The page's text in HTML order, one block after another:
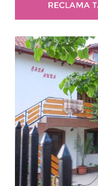
1 stea /
2 stele /
3 stele /
4 stele /
5 stele /
Selecteaza
Pret: 0.00-450.00